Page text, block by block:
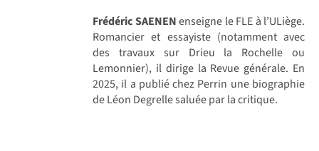
Frédéric SAENENenseigne le FLE à l’ULiège.
Romancier et essayiste (notamment avec
des travaux sur Drieu la Rochelle ou
Lemonnier), il dirige la Revue générale. En
2025, il a publié chez Perrin une biographie
de Léon Degrelle saluée par la critique.